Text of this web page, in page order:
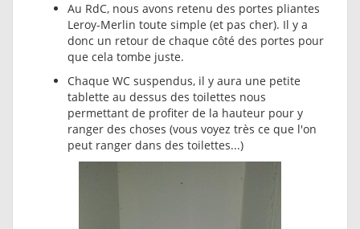
Au RdC, nous avons retenu des portes pliantes
Leroy-Merlin toute simple (et pas cher). Il y a
donc un retour de chaque côté des portes pour
que cela tombe juste.
Chaque WC suspendus, il y aura une petite
tablette au dessus des toilettes nous
permettant de profiter de la hauteur pour y
ranger des choses (vous voyez très ce que l'on
peut ranger dans des toilettes...)